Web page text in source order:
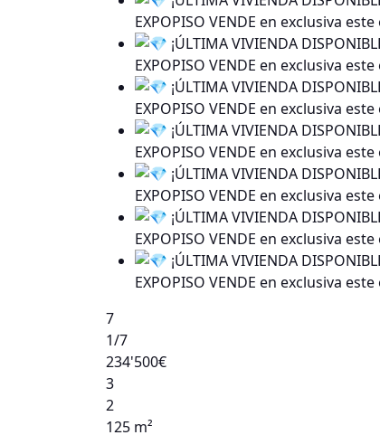
7
1/7
234'500€
3
2
125 m²